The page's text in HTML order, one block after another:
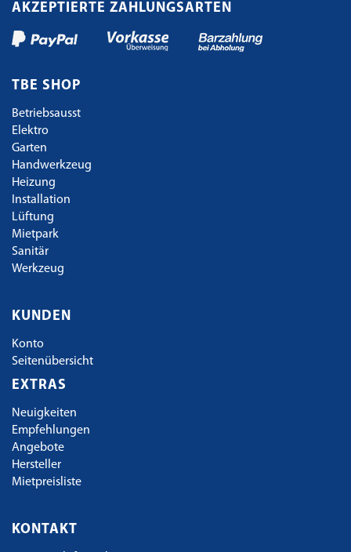
AKZEPTIERTE ZAHLUNGSARTEN
TBE SHOP
Betriebsausst
Elektro
Garten
Handwerkzeug
Heizung
Installation
Lüftung
Mietpark
Sanitär
Werkzeug
KUNDEN
Konto
Seitenübersicht
EXTRAS
Neuigkeiten
Empfehlungen
Angebote
Hersteller
Mietpreisliste
KONTAKT